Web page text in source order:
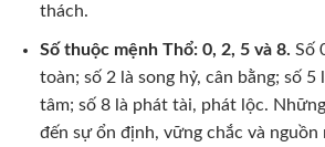
thách.
Số thuộc mệnh Thổ: 0, 2, 5 và 8. Số
toàn; số 2 là song hỷ, cân bằng; số
tâm; số 8 là phát tài, phát lộc.
đến sự ổn định, vững chắc và